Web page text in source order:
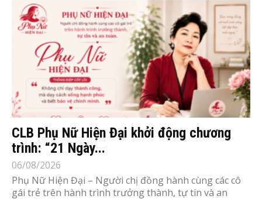
CLB Phụ Nữ Hiện Đại khởi động chương
trình: “21 Ngày...
06/08/2026
Phụ Nữ Hiện Đại – Người chị đồng hành cùng các cô
gái trẻ trên hành trình trưởng thành, tự tin và an